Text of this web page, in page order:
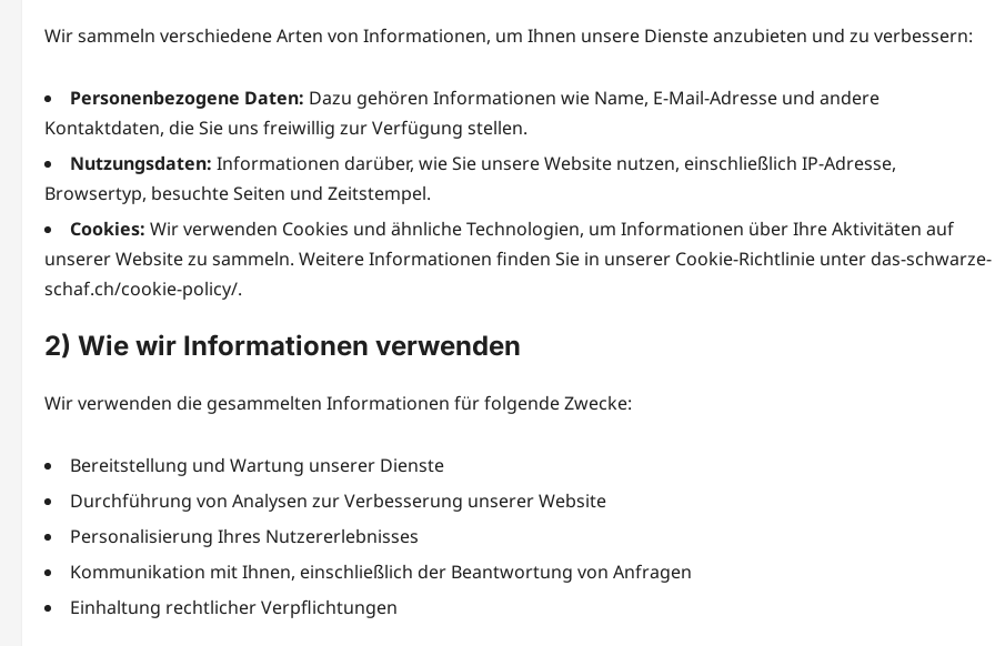
Wir sammeln verschiedene Arten von Informationen, um Ihnen unsere Dienste anzubieten und zu verbessern:
Personenbezogene Daten: Dazu gehören Informationen wie Name, E-Mail-Adresse und andere
Kontaktdaten, die Sie uns freiwillig zur Verfügung stellen.
Nutzungsdaten: Informationen darüber, wie Sie unsere Website nutzen, einschließlich IP-Adresse,
Browsertyp, besuchte Seiten und Zeitstempel.
Cookies: Wir verwenden Cookies und ähnliche Technologien, um Informationen über Ihre Aktivitäten auf
unserer Website zu sammeln. Weitere Informationen finden Sie in unserer Cookie-Richtlinie unter das-schwarze-
schaf.ch/cookie-policy/.
2) Wie wir Informationen verwenden
Wir verwenden die gesammelten Informationen für folgende Zwecke:
Bereitstellung und Wartung unserer Dienste
Durchführung von Analysen zur Verbesserung unserer Website
Personalisierung Ihres Nutzererlebnisses
Kommunikation mit Ihnen, einschließlich der Beantwortung von Anfragen
Einhaltung rechtlicher Verpflichtungen